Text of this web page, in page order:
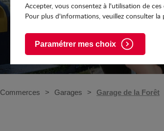
Accepter, vous consentez à l'utilisation de
Pour plus d'informations, veuillez consulter la
Paramétrer mes choix
Commerces Garages Garage de la Forêt